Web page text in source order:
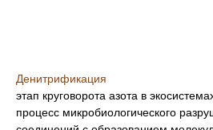
Денитрификация
этап круговорота азота в
процесс микробиологического